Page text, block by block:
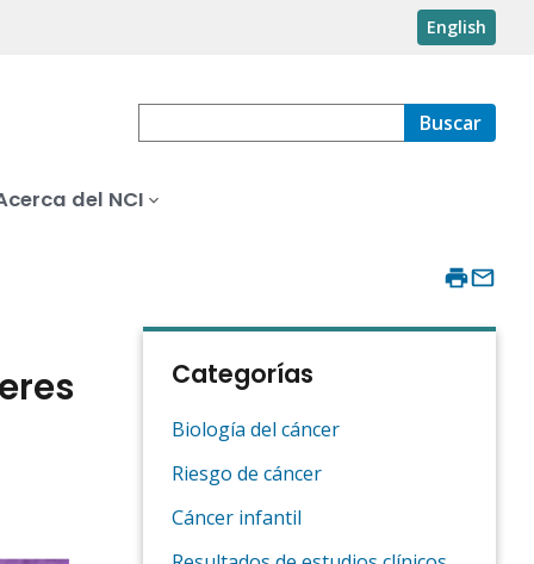
English
Buscar
del NCI
Categorías
Biología del cáncer
Riesgo de cáncer
Cáncer infantil